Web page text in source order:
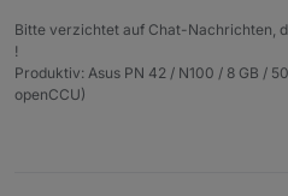
Bitte verzichtet auf Chat-Nachrichten,
!
Produktiv: Asus PN 42 / N100 / 8 GB /
openCCU)